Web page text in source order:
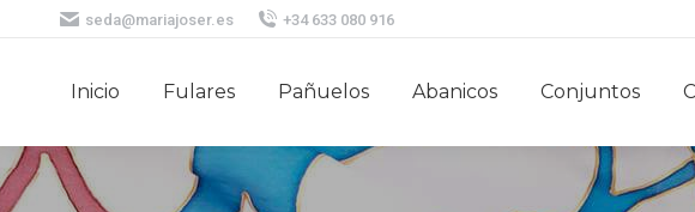
seda@mariajoser.es +34 633 080 916
Inicio Fulares Pañuelos Abanicos Conjuntos